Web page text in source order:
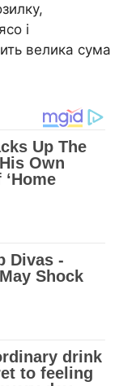
і
велика сума